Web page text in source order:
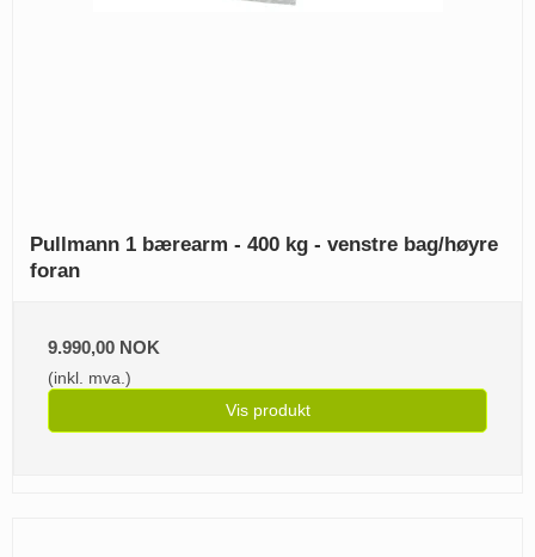
Pullmann 1 bærearm - 400 kg - venstre bag/høyre
foran
9.990,00 NOK
(inkl. mva.)
Vis produkt